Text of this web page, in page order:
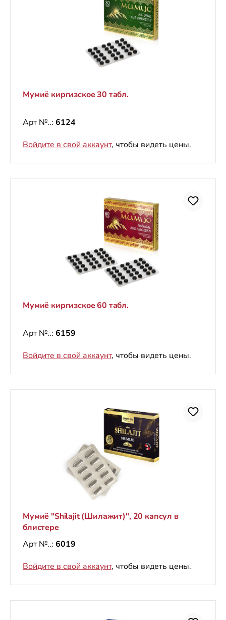
Мумиё киргизское 30 табл.
Арт №..: 6124
Войдите в свой аккаунт, чтобы видеть цены.
Мумиё киргизское 60 табл.
Арт №..: 6159
Войдите в свой аккаунт, чтобы видеть цены.
Мумиё "Shilajit (Шилажит)", 20 капсул в
блистере
Арт №..: 6019
Войдите в свой аккаунт, чтобы видеть цены.